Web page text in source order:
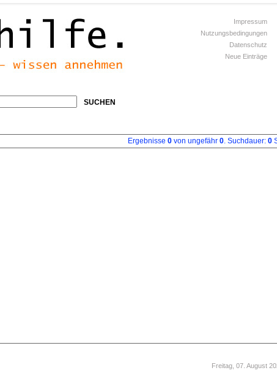
SUCHEN
Impressum
Nutzungsbedingungen
Datenschutz
Neue Einträge
Ergebnisse 0 von ungefähr 0. Suchdauer: 0
Freitag, 07. August